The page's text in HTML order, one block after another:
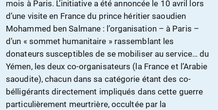
mois à Paris. L’initiative a été annoncée le 10 avril lors
d’une visite en France du prince héritier saoudien
Mohammed ben Salmane : l’organisation – à Paris –
d’un « sommet humanitaire » rassemblant les
donateurs susceptibles de se mobiliser au service… du
Yémen, les deux co-organisateurs (la France et l’Arabie
saoudite), chacun dans sa catégorie étant des co-
bélligérants directement impliqués dans cette guerre
particulièrement meurtrière, occultée par la